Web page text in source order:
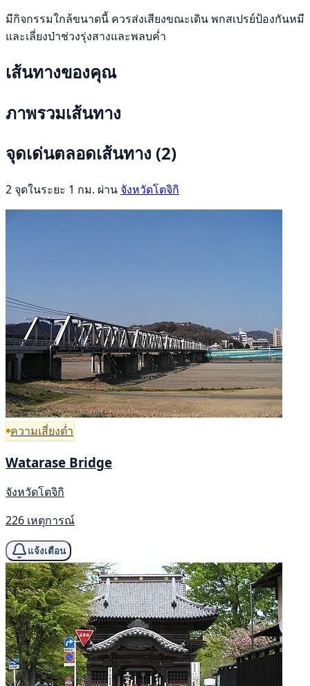
มีกิจกรรมใกล้ขนาดนี้ ควรส่งเสียงขณะเดิน พกสเปรย์ป้องกันหมี
และเลี่ยงป่าช่วงรุ่งสางและพลบค่ำ
เส้นทางของคุณ
ภาพรวมเส้นทาง
จุดเด่นตลอดเส้นทาง (2)
2 จุดในระยะ 1 กม. ผ่าน จังหวัดโตจิกิ
ความเสี่ยงต่ำ
Watarase Bridge
จังหวัดโตจิกิ
226 เหตุการณ์
แจ้งเตือน